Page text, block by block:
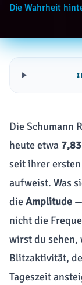
Die Wahrheit
Die Schumann
heute etwa
seit ihrer
aufweist. Was
die Amplitude
nicht die
wirst du sehen,
Blitzaktivität,
Tageszeit